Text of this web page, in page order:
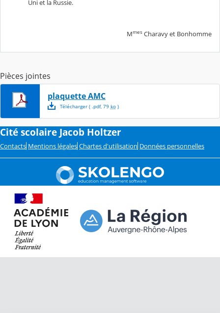
Uni et la Russie.
Mmes Charavy et Bonhomme
Pièces jointes
plaquette AMC
Télécharger( .pdf, 79 ko)
Cité scolaire Jacob Holtzer
Contacts Mentions légales Chartes d'utilisation Données personnelles